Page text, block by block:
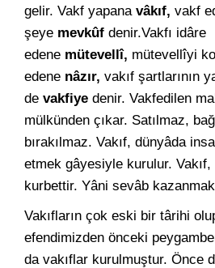
gelir. Vakf yapana vâkıf, vakf
şeye mevkûf denir.Vakfı idâre
edene mütevellî, mütevellîyi
edene nâzır, vakıf şartlarının
de vakfiye denir. Vakfedilen
mülkünden çıkar. Satılmaz,
bırakılmaz. Vakıf, dünyâda
etmek gâyesiyle kurulur. Vakıf,
kurbettir. Yâni sevâb
Vakıfların çok eski bir târihi
efendimizden önceki
da vakıflar kurulmuştur. Önce